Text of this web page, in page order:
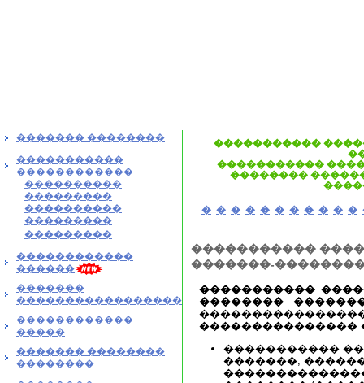
������� ��������
�����������
������������
����������
���������
����������
���������
���������
������������
������
�������
�����������������
������������
�����
������� ��������
��������
�����������
�����������
��������
� � � � � � � � � � �
�����������
�������-
�����������
��������
���������������
�����������
�������,